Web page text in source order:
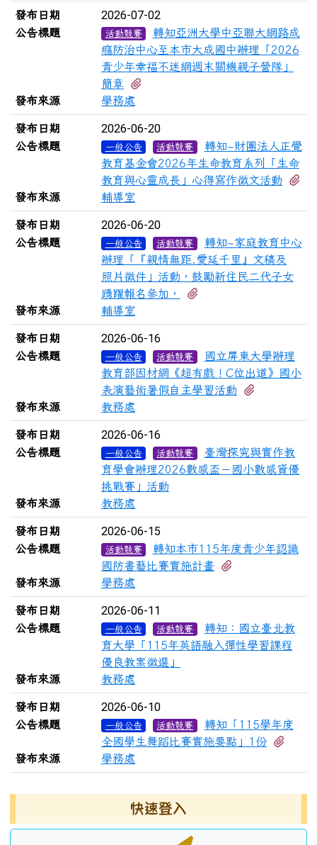
發布日期 2026-07-02
公告標題 活動競賽
轉知亞洲大學中亞聯大網路成
癮防治中心至本市大成國中辦理「2026
青少年幸福不迷網週末關機親子營隊」
簡章
發布來源
學務處
發布日期 2026-06-20
公告標題 一般公告 活動競賽
轉知~財團法人正覺
教育基金會2026年生命教育系列「生命
教育與心靈成長」心得寫作徵文活動
發布來源
輔導室
發布日期 2026-06-20
公告標題 一般公告 活動競賽
轉知~家庭教育中心
辦理「『親情無距.愛延千里』文稿及
照片徵件」活動，鼓勵新住民二代子女
踴躍報名參加，
發布來源
輔導室
發布日期 2026-06-16
公告標題 一般公告 活動競賽
國立屏東大學辦理
教育部因材網《超有戲！C位出道》國小
表演藝術暑假自主學習活動
發布來源
教務處
發布日期 2026-06-16
公告標題 一般公告 活動競賽
臺灣探究與實作教
育學會辦理2026數感盃－國小數感資優
挑戰賽」活動
發布來源
教務處
發布日期 2026-06-15
公告標題 活動競賽
轉知本市115年度青少年認識
國防書藝比賽實施計畫
發布來源
學務處
發布日期 2026-06-11
公告標題 一般公告 活動競賽
轉知：國立臺北教
育大學「115年英語融入彈性學習課程
優良教案徵選」
發布來源
教務處
發布日期 2026-06-10
公告標題 一般公告 活動競賽
轉知「115學年度
全國學生舞蹈比賽實施要點」1份
發布來源
學務處
快速登入